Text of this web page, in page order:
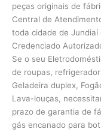
peças originais de
Central de
toda cidade de
Credenciado
Se o seu
de roupas,
Geladeira duplex,
Lava-louças,
prazo de garantia de
gás encanado para